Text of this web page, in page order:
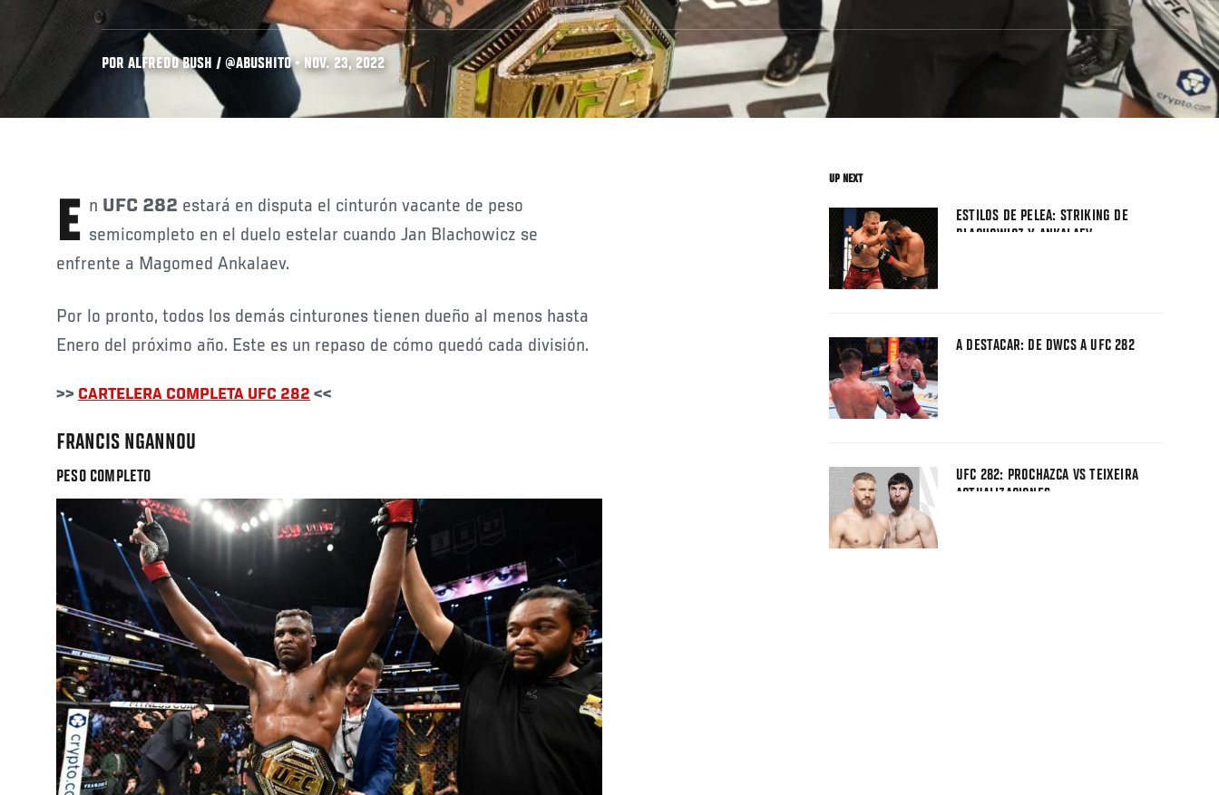
POR ALFREDO BUSH / @ABUSHITO • NOV. 23, 2022
En UFC 282 estará en disputa el cinturón vacante de peso
semicompleto en el duelo estelar cuando Jan Blachowicz se
enfrente a Magomed Ankalaev.
Por lo pronto, todos los demás cinturones tienen dueño al menos hasta
Enero del próximo año. Este es un repaso de cómo quedó cada división.
>> CARTELERA COMPLETA UFC 282 <<
FRANCIS NGANNOU
PESO COMPLETO
UP NEXT
ESTILOS DE PELEA: STRIKING DE
BLACHOWICZ Y ANKALAEV
A DESTACAR: DE DWCS A UFC 282
UFC 282: PROCHAZCA VS TEIXEIRA
ACTUALIZACIONES